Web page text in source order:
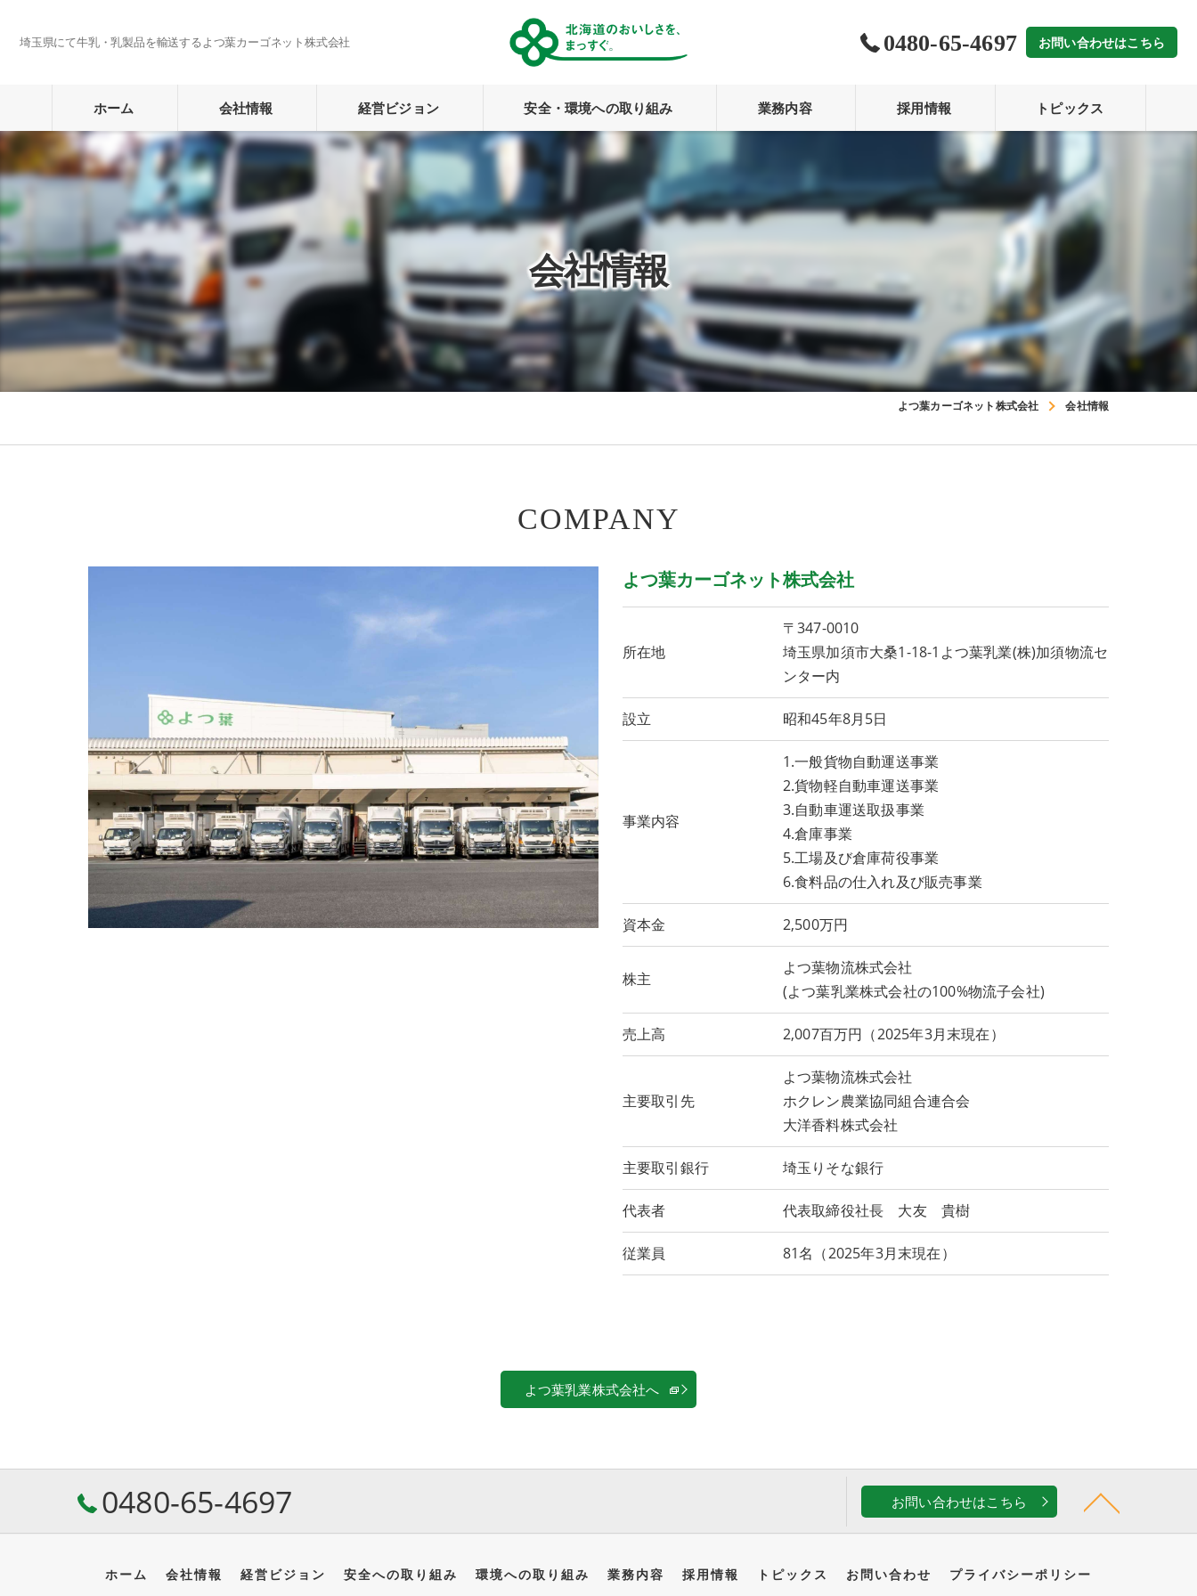
埼玉県にて牛乳・乳製品を輸送するよつ葉カーゴネット株式会社 0480-65-4697 お問い合わせはこちら
ホーム 会社情報 経営ビジョン 安全・環境への取り組み
安全への取り組み
環境への取り組み
業務内容 採用情報 トピックス
会社情報
よつ葉カーゴネット株式会社 会社情報
COMPANY
よつ葉カーゴネット株式会社
所在地
〒347-0010
埼玉県加須市大桑1-18-1よつ葉乳業(株)加須物流セ
ンター内
設立 昭和45年8月5日
事業内容
1.一般貨物自動運送事業
2.貨物軽自動車運送事業
3.自動車運送取扱事業
4.倉庫事業
5.工場及び倉庫荷役事業
6.食料品の仕入れ及び販売事業
資本金 2,500万円
株主
よつ葉物流株式会社
(よつ葉乳業株式会社の100%物流子会社)
売上高 2,007百万円（2025年3月末現在）
主要取引先
よつ葉物流株式会社
ホクレン農業協同組合連合会
大洋香料株式会社
主要取引銀行 埼玉りそな銀行
代表者 代表取締役社長 大友 貴樹
従業員 81名（2025年3月末現在）
よつ葉乳業株式会社へ
0480-65-4697 お問い合わせはこちら
ホーム 会社情報 経営ビジョン 安全への取り組み 環境への取り組み 業務内容 採用情報 トピックス お問い合わせ プライバシーポリシー